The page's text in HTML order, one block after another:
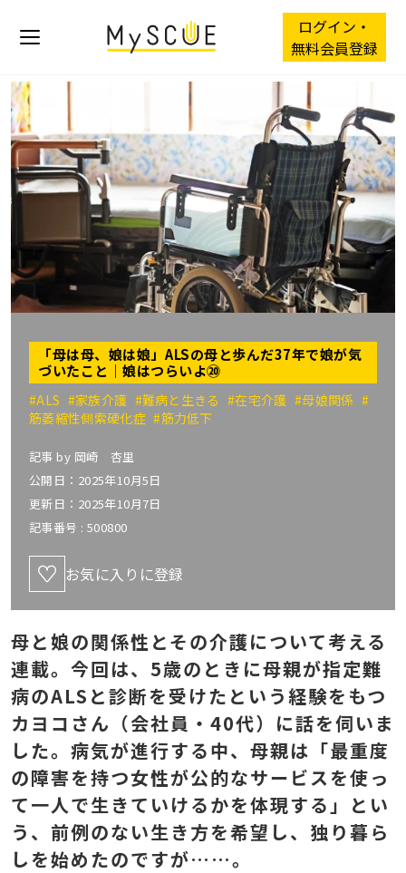
ログイン・
無料会員登録
「母は母、娘は娘」――ALSの母と歩んだ37年で娘が気
づいたこと｜娘はつらいよ⑳
#ALS #家族介護 #難病と生きる#在宅介護#母娘関係 #
筋萎縮性側索硬化症#筋力低下
記事 by 岡崎 杏里
公開日：2025年10月5日
更新日：2025年10月7日
記事番号 : 500800
お気に入りに登録
母と娘の関係性とその介護について考える
連載。今回は、5歳のときに母親が指定難
病のALSと診断を受けたという経験をもつ
カヨコさん（会社員・40代）に話を伺いま
した。病気が進行する中、母親は「最重度
の障害を持つ女性が公的なサービスを使っ
て一人で生きていけるかを体現する」とい
う、前例のない生き方を希望し、独り暮ら
しを始めたのですが……。